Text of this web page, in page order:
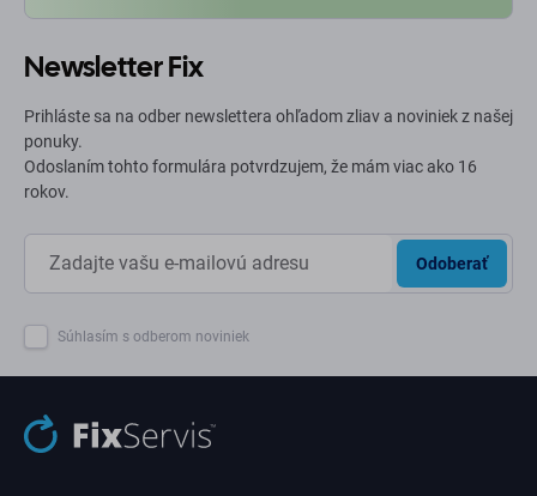
Newsletter Fix
Prihláste sa na odber newslettera ohľadom zliav a noviniek z našej
ponuky.
Odoslaním tohto formulára potvrdzujem, že mám viac ako 16
rokov.
Odoberať
Súhlasím s odberom noviniek